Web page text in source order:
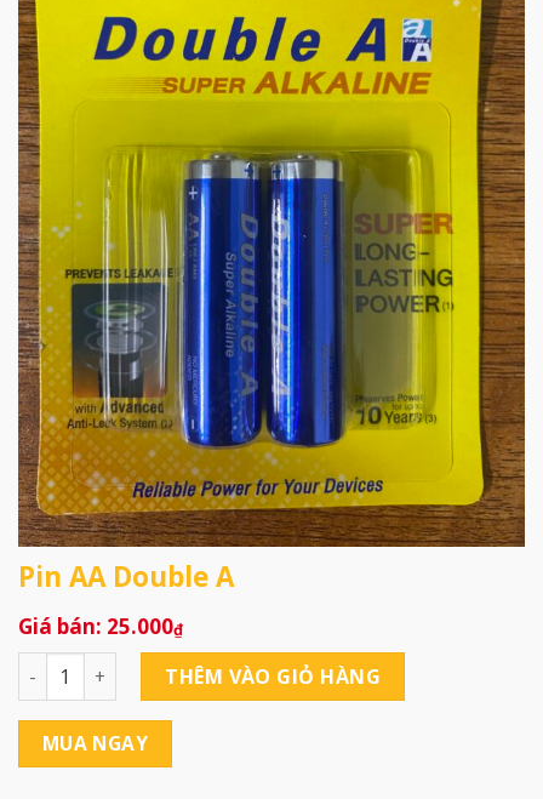
Pin AA Double A
25.000₫
Pin AA Double A số lượngTHÊM VÀO GIỎ HÀNG
MUA NGAY